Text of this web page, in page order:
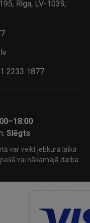
Rīga, LV-1039,
2233 1877
Slēgts
var veikt jebkurā laikā
vai nākamajā darba